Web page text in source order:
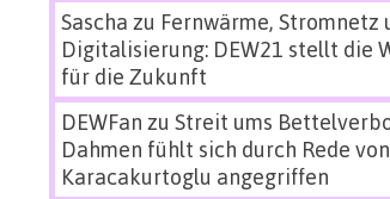
Sascha zu Fernwärme, Stromnetz
Digitalisierung: DEW21 stellt die
für die Zukunft
DEWFan zu Streit ums
Dahmen fühlt sich durch Rede von
Karacakurtoglu angegriffen